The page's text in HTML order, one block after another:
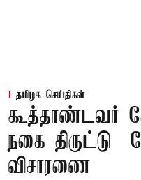
தமிழக செய்திகள்
கூத்தாண்டவர்
நகை திருட்டு
விசாரணை